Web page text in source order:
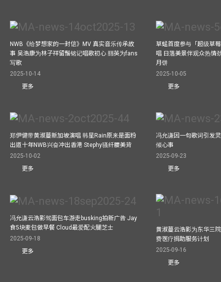
NWB《给梦想家的一封信》MV 真实音乐传承故
事 吴浩康为林子祥留鬚铭记唱歌初心 丽英为fans
写歌
2025-10-14
更多
草蜢首度参与「超级草
唱 日落美景伴观众热情
月饼
2025-10-05
更多
郑伊健带黄淑蔓新加坡演唱 韩星Rain原来是面粉
出道十年NWB兴奋冲出香港 Stephy骚纤腰美背
2025-10-02
更多
冯允谦因一句歌词引发
倾心事
2025-09-23
更多
冯允谦云浩影驾面包车游走busking拍新广告 Jay
食5块麦包做早餐 Cloud最爱配火腿芝士
2025-09-18
更多
黄淑蔓云浩影为东华三
费医疗捐助服务计划
2025-09-16
更多